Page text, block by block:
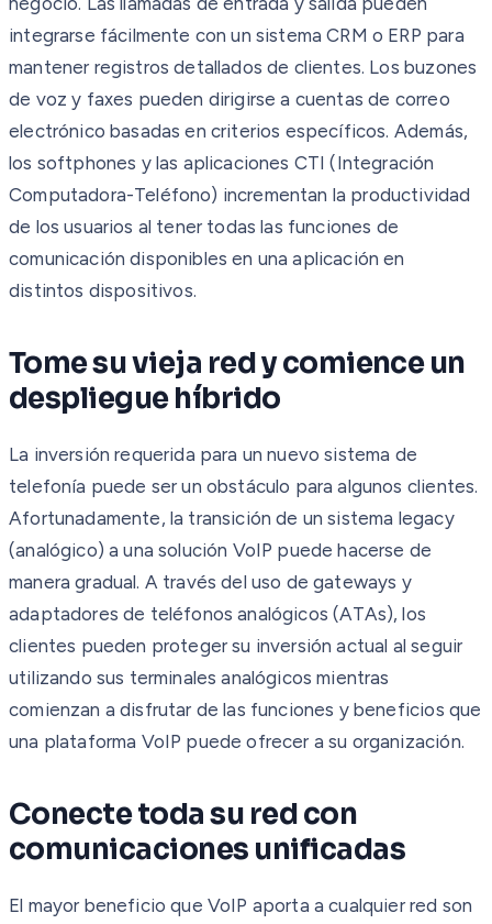
integrarse fácilmente con un sistema CRM o ERP para
mantener registros detallados de clientes. Los buzones
de voz y faxes pueden dirigirse a cuentas de correo
electrónico basadas en criterios específicos. Además,
los softphones y las aplicaciones CTI (Integración
Computadora-Teléfono) incrementan la productividad
de los usuarios al tener todas las funciones de
comunicación disponibles en una aplicación en
distintos dispositivos.
Tome su vieja red y comience un
despliegue híbrido
La inversión requerida para un nuevo sistema de
telefonía puede ser un obstáculo para algunos clientes.
Afortunadamente, la transición de un sistema legacy
(analógico) a una solución VoIP puede hacerse de
manera gradual. A través del uso de gateways y
adaptadores de teléfonos analógicos (ATAs), los
clientes pueden proteger su inversión actual al seguir
utilizando sus terminales analógicos mientras
comienzan a disfrutar de las funciones y beneficios que
una plataforma VoIP puede ofrecer a su organización.
Conecte toda su red con
comunicaciones unificadas
El mayor beneficio que VoIP aporta a cualquier red son